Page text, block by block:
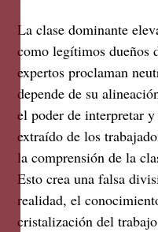
La clase dominante
como legítimos dueños
expertos proclaman
depende de su
el poder de interpretar
extraído de los
la comprensión de la
Esto crea una falsa
realidad, el
cristalización del